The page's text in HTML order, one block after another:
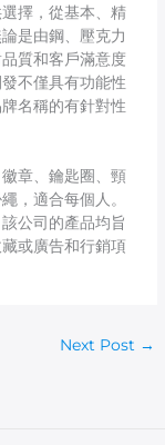
擇，從基本、精
是由鋼、壓克力
質和客戶滿意度
不僅具有功能性
名稱的有針對性
章、鑰匙圈、頸
，適合每個人。
公司的產品均旨
或廣告和行銷項
Next Post →